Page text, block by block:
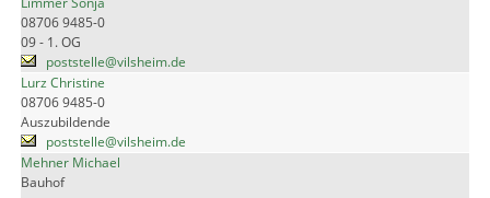
08706 9485-0
09 - 1. OG
poststelle@vilsheim.de
Lurz Christine
08706 9485-0
Auszubildende
poststelle@vilsheim.de
Mehner Michael
Bauhof